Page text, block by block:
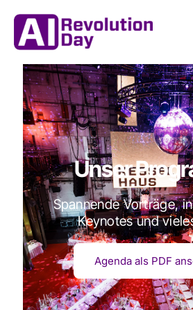
Unser
Spannende Vorträge,
Keynotes und
Agenda als PDF